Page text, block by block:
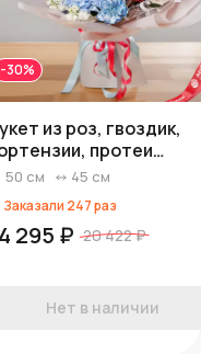
-30%
из роз, гвоздик,
протеи
50 см 45 см
Заказали 247раз
295 ₽ 20 422 ₽
Нет в наличии